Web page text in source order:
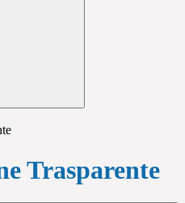
Trasparente